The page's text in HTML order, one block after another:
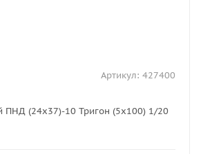
Артикул: 427400
ПНД (24х37)-10 Тригон (5х100) 1/20